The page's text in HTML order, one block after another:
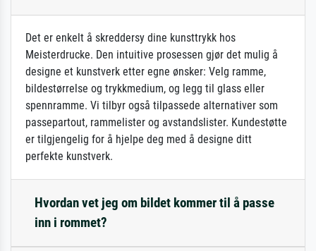
Det er enkelt å skreddersy dine kunsttrykk hos
Meisterdrucke. Den intuitive prosessen gjør det mulig å
designe et kunstverk etter egne ønsker: Velg ramme,
bildestørrelse og trykkmedium, og legg til glass eller
spennramme. Vi tilbyr også tilpassede alternativer som
passepartout, rammelister og avstandslister. Kundestøtte
er tilgjengelig for å hjelpe deg med å designe ditt
perfekte kunstverk.
Hvordan vet jeg om bildet kommer til å passe
inn i rommet?